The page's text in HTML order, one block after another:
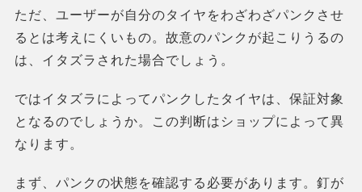
ただ、ユーザーが自分のタイヤをわざわざパンクさせ
るとは考えにくいもの。故意のパンクが起こりうるの
は、イタズラされた場合でしょう。
ではイタズラによってパンクしたタイヤは、保証対象
となるのでしょうか。この判断はショップによって異
なります。
まず、パンクの状態を確認する必要があります。釘が